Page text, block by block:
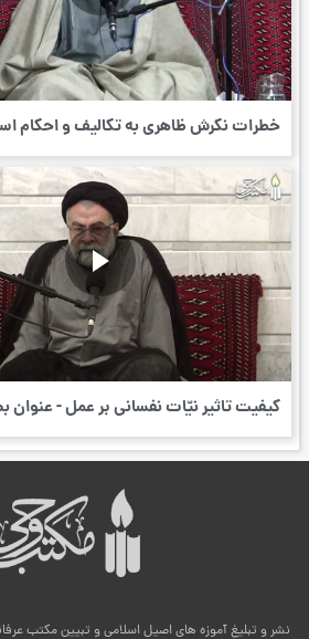
خطرات نگرش ظاهری به تکالیف و احکام
کیفیت تاثیر نیّات نفسانی بر عمل -
نشر و تبلیغ آموزه های اصیل اسلامی و تبیین مکتب